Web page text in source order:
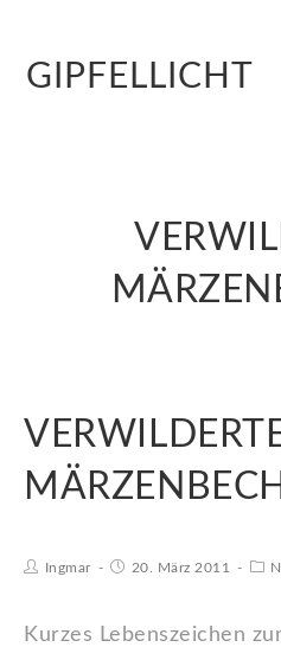
GIPFELLICHT
Ingmar 20. März 2011
Kurzes Lebenszeichen